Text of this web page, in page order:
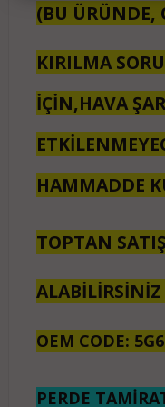
(BU ÜRÜNDE,
KIRILMA
İÇİN,HAVA
HAMMADDE
TOPTAN
ALABİLİRSİNİZ
OEM CODE:
PERDE